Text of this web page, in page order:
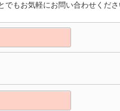
でもお気軽にお問い合わせくだ